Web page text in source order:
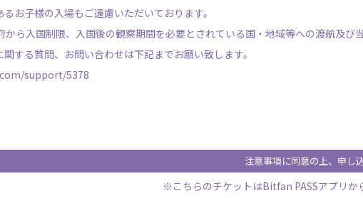
お子様の入場もご遠慮いただいております。
から入国制限、入国後の観察期間を必要とされている国・地域等への渡航及
する質問、お問い合わせは下記までお願い致します。
support/5378
注意事項に同意の上、申し
※こちらのチケットはBitfan PASSアプリか